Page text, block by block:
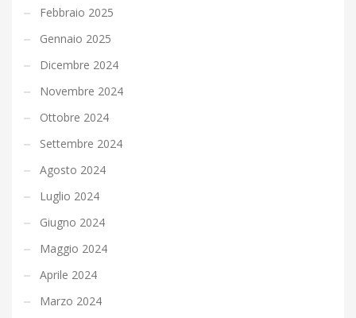
Febbraio 2025
Gennaio 2025
Dicembre 2024
Novembre 2024
Ottobre 2024
Settembre 2024
Agosto 2024
Luglio 2024
Giugno 2024
Maggio 2024
Aprile 2024
Marzo 2024